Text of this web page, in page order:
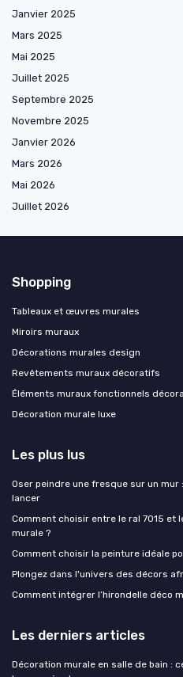
Janvier 2025
Mars 2025
Mai 2025
Juillet 2025
Septembre 2025
Novembre 2025
Janvier 2026
Mars 2026
Mai 2026
Juillet 2026
Shopping
Tableaux et œuvres murales
Miroirs muraux
Décorations murales design
Revêtements muraux décoratifs
Éléments muraux fonctionnels
Décoration murale luxe
Les plus lus
Oser peindre une fresque sur un
lancer
Comment choisir entre le ral 7015 et
murale ?
Comment choisir la peinture idéale
Plongez dans l'univers des décors
Comment intégrer l’hirondelle déco
Les derniers articles
Décoration murale en salle de bain :